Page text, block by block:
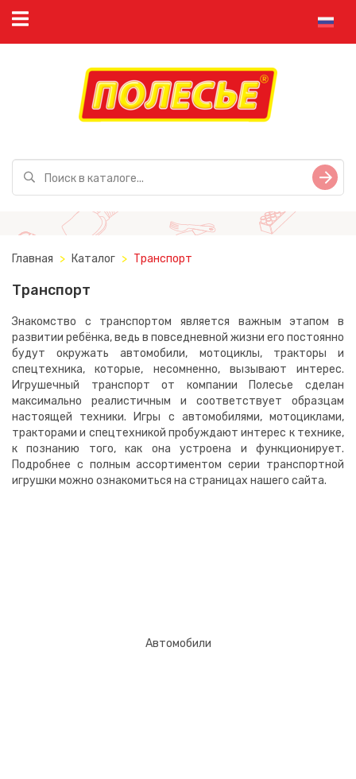
Главная Каталог Транспорт
Транспорт
Знакомство с транспортом является важным этапом в
развитии ребёнка, ведь в повседневной жизни его постоянно
будут окружать автомобили, мотоциклы, тракторы и
спецтехника, которые, несомненно, вызывают интерес.
Игрушечный транспорт от компании Полесье сделан
максимально реалистичным и соответствует образцам
настоящей техники. Игры с автомобилями, мотоциклами,
тракторами и спецтехникой пробуждают интерес к технике,
к познанию того, как она устроена и функционирует.
Подробнее с полным ассортиментом серии транспортной
игрушки можно ознакомиться на страницах нашего сайта.
Автомобили